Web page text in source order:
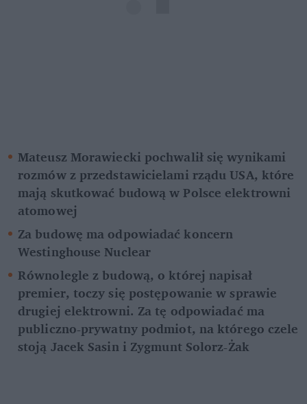
Mateusz Morawiecki pochwalił się wynikami
rozmów z przedstawicielami rządu USA, które
mają skutkować budową w Polsce elektrowni
atomowej
Za budowę ma odpowiadać koncern
Westinghouse Nuclear
Równolegle z budową, o której napisał
premier, toczy się postępowanie w sprawie
drugiej elektrowni. Za tę odpowiadać ma
publiczno-prywatny podmiot, na którego czele
stoją Jacek Sasin i Zygmunt Solorz-Żak